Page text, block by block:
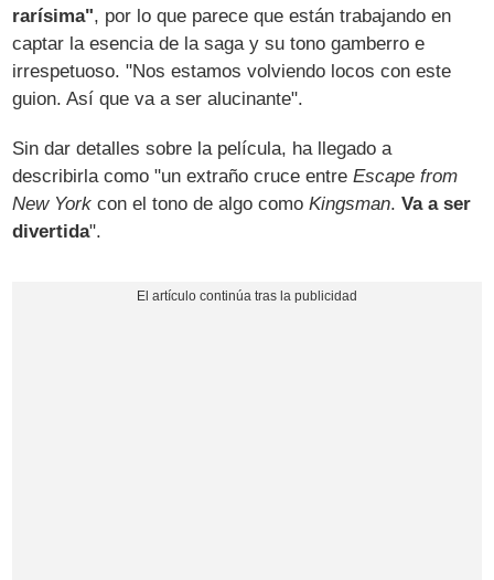
rarísima", por lo que parece que están trabajando en
captar la esencia de la saga y su tono gamberro e
irrespetuoso. "Nos estamos volviendo locos con este
guion. Así que va a ser alucinante".
Sin dar detalles sobre la película, ha llegado a
describirla como "un extraño cruce entreEscape from
New York con el tono de algo comoKingsman.Va a ser
divertida".